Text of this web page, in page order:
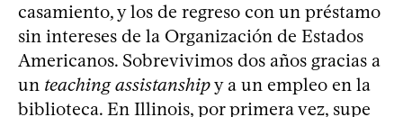
casamiento, y los de regreso con un préstamo
sin intereses de la Organización de Estados
Americanos. Sobrevivimos dos años gracias a
un teaching assistanshipy a un empleo en la
biblioteca. En Illinois, por primera vez, supe